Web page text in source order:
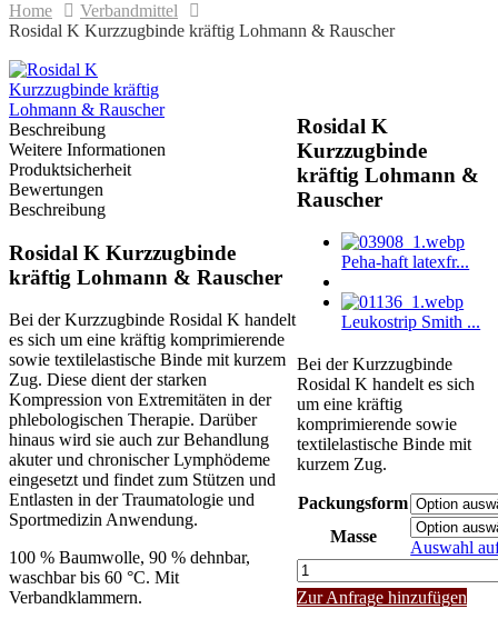
Home
Verbandmittel
Rosidal K Kurzzugbinde kräftig Lohmann & Rauscher
Rosidal K
Kurzzugbinde
kräftig Lohmann &
Rauscher
Peha-haft latexfr...
Leukostrip Smith ...
Bei der Kurzzugbinde
Rosidal K handelt es sich
um eine kräftig
komprimierende sowie
textilelastische Binde mit
kurzem Zug.
Packungsform
Masse
Auswahl
Rosidal
K
Kurzzugbinde
Zur Anfrage hinzufügen
Beschreibung
Weitere Informationen
Produktsicherheit
Bewertungen
Beschreibung
Rosidal K Kurzzugbinde
kräftig Lohmann & Rauscher
Bei der Kurzzugbinde Rosidal K handelt
es sich um eine kräftig komprimierende
sowie textilelastische Binde mit kurzem
Zug. Diese dient der starken
Kompression von Extremitäten in der
phlebologischen Therapie. Darüber
hinaus wird sie auch zur Behandlung
akuter und chronischer Lymphödeme
eingesetzt und findet zum Stützen und
Entlasten in der Traumatologie und
Sportmedizin Anwendung.
100 % Baumwolle, 90 % dehnbar,
waschbar bis 60 °C. Mit
Verbandklammern.